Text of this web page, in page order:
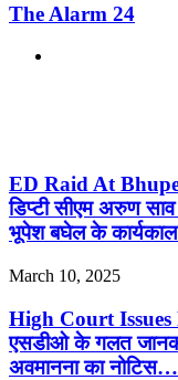
The Alarm 24
ED Raid At
डिप्टी सीएम अरुण
भूपेश बघेल के
March 10, 2025
High Court
एसडीओ के गलत
अवमानना का नोटिस…